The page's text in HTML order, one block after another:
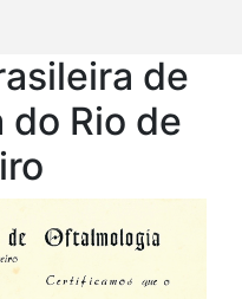
de
Rio de